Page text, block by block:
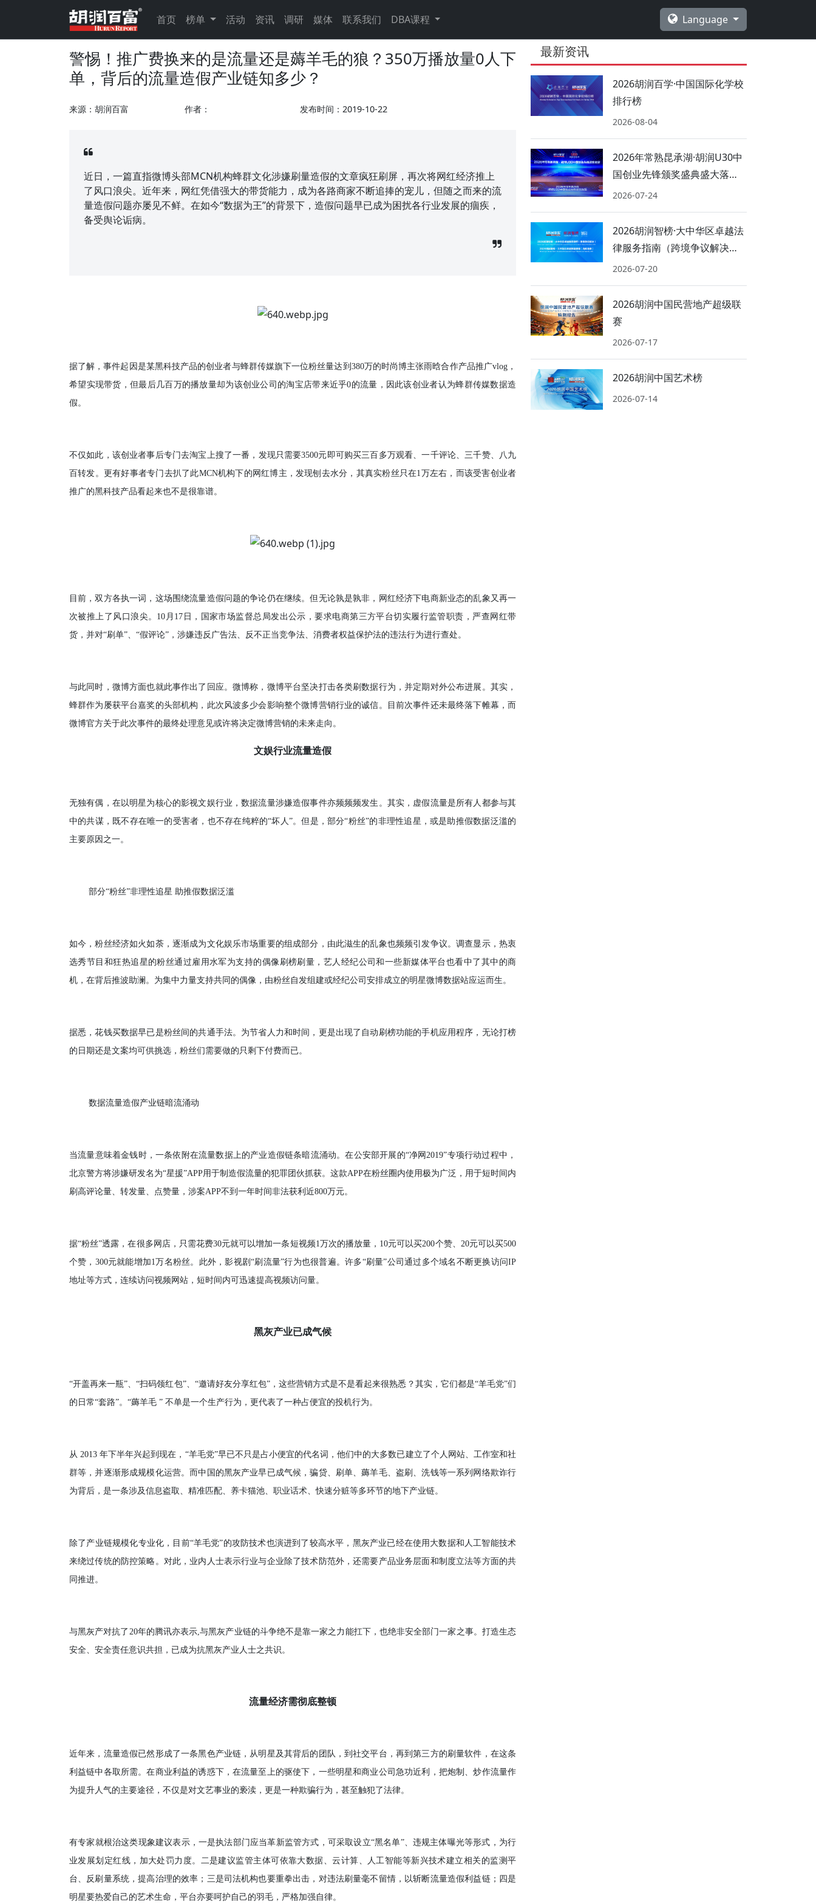
首页 榜单 活动 资讯 调研 媒体 联系我们 DBA课程 Language
警惕！推广费换来的是流量还是薅羊毛的狼？350万播放量0人下
单，背后的流量造假产业链知多少？
来源：胡润百富 作者： 发布时间：2019-10-22
近日，一篇直指微博头部MCN机构蜂群文化涉嫌刷量造假的文章疯狂刷屏，再次将网红经济推上
了风口浪尖。近年来，网红凭借强大的带货能力，成为各路商家不断追捧的宠儿，但随之而来的流
量造假问题亦屡见不鲜。在如今“数据为王”的背景下，造假问题早已成为困扰各行业发展的痼疾，
备受舆论诟病。
据了解，事件起因是某黑科技产品的创业者与蜂群传媒旗下一位粉丝量达到380万的时尚博主张雨晗合作产品推广vlog，
希望实现带货，但最后几百万的播放量却为该创业公司的淘宝店带来近乎0的流量，因此该创业者认为蜂群传媒数据造
假。
不仅如此，该创业者事后专门去淘宝上搜了一番，发现只需要3500元即可购买三百多万观看、一千评论、三千赞、八九
百转发。更有好事者专门去扒了此MCN机构下的网红博主，发现刨去水分，其真实粉丝只在1万左右，而该受害创业者
推广的黑科技产品看起来也不是很靠谱。
目前，双方各执一词，这场围绕流量造假问题的争论仍在继续。但无论孰是孰非，网红经济下电商新业态的乱象又再一
次被推上了风口浪尖。10月17日，国家市场监督总局发出公示，要求电商第三方平台切实履行监管职责，严查网红带
货，并对“刷单”、“假评论”，涉嫌违反广告法、反不正当竞争法、消费者权益保护法的违法行为进行查处。
与此同时，微博方面也就此事作出了回应。微博称，微博平台坚决打击各类刷数据行为，并定期对外公布进展。其实，
蜂群作为屡获平台嘉奖的头部机构，此次风波多少会影响整个微博营销行业的诚信。目前次事件还未最终落下帷幕，而
微博官方关于此次事件的最终处理意见或许将决定微博营销的未来走向。
文娱行业流量造假
无独有偶，在以明星为核心的影视文娱行业，数据流量涉嫌造假事件亦频频频发生。其实，虚假流量是所有人都参与其
中的共谋，既不存在唯一的受害者，也不存在纯粹的“坏人”。但是，部分“粉丝”的非理性追星，或是助推假数据泛滥的
主要原因之一。
部分“粉丝”非理性追星 助推假数据泛滥
如今，粉丝经济如火如荼，逐渐成为文化娱乐市场重要的组成部分，由此滋生的乱象也频频引发争议。调查显示，热衷
选秀节目和狂热追星的粉丝通过雇用水军为支持的偶像刷榜刷量，艺人经纪公司和一些新媒体平台也看中了其中的商
机，在背后推波助澜。为集中力量支持共同的偶像，由粉丝自发组建或经纪公司安排成立的明星微博数据站应运而生。
据悉，花钱买数据早已是粉丝间的共通手法。为节省人力和时间，更是出现了自动刷榜功能的手机应用程序，无论打榜
的日期还是文案均可供挑选，粉丝们需要做的只剩下付费而已。
数据流量造假产业链暗流涌动
当流量意味着金钱时，一条依附在流量数据上的产业造假链条暗流涌动。在公安部开展的“净网2019”专项行动过程中，
北京警方将涉嫌研发名为“星援”APP用于制造假流量的犯罪团伙抓获。这款APP在粉丝圈内使用极为广泛，用于短时间内
刷高评论量、转发量、点赞量，涉案APP不到一年时间非法获利近800万元。
据“粉丝”透露，在很多网店，只需花费30元就可以增加一条短视频1万次的播放量，10元可以买200个赞、20元可以买500
个赞，300元就能增加1万名粉丝。此外，影视剧“刷流量”行为也很普遍。许多“刷量”公司通过多个域名不断更换访问IP
地址等方式，连续访问视频网站，短时间内可迅速提高视频访问量。
黑灰产业已成气候
“开盖再来一瓶”、“扫码领红包”、“邀请好友分享红包”，这些营销方式是不是看起来很熟悉？其实，它们都是“羊毛党”们
的日常“套路”。“薅羊毛 ” 不单是一个生产行为，更代表了一种占便宜的投机行为。
从 2013 年下半年兴起到现在，“羊毛党”早已不只是占小便宜的代名词，他们中的大多数已建立了个人网站、工作室和社
群等，并逐渐形成规模化运营。而中国的黑灰产业早已成气候，骗贷、刷单、薅羊毛、盗刷、洗钱等一系列网络欺诈行
为背后，是一条涉及信息盗取、精准匹配、养卡猫池、职业话术、快速分赃等多环节的地下产业链。
除了产业链规模化专业化，目前“羊毛党”的攻防技术也演进到了较高水平，黑灰产业已经在使用大数据和人工智能技术
来绕过传统的防控策略。对此，业内人士表示行业与企业除了技术防范外，还需要产品业务层面和制度立法等方面的共
同推进。
与黑灰产对抗了20年的腾讯亦表示,与黑灰产业链的斗争绝不是靠一家之力能扛下，也绝非安全部门一家之事。打造生态
安全、安全责任意识共担，已成为抗黑灰产业人士之共识。
流量经济需彻底整顿
近年来，流量造假已然形成了一条黑色产业链，从明星及其背后的团队，到社交平台，再到第三方的刷量软件，在这条
利益链中各取所需。在商业利益的诱惑下，在流量至上的驱使下，一些明星和商业公司急功近利，把炮制、炒作流量作
为提升人气的主要途径，不仅是对文艺事业的亵渎，更是一种欺骗行为，甚至触犯了法律。
有专家就根治这类现象建议表示，一是执法部门应当革新监管方式，可采取设立“黑名单”、违规主体曝光等形式，为行
业发展划定红线，加大处罚力度。二是建议监管主体可依靠大数据、云计算、人工智能等新兴技术建立相关的监测平
台、反刷量系统，提高治理的效率；三是司法机构也要重拳出击，对违法刷量毫不留情，以斩断流量造假利益链；四是
明星要热爱自己的艺术生命，平台亦要呵护自己的羽毛，严格加强自律。
最新资讯
2026胡润百学·中国国际化学校
排行榜
2026-08-04
2026年常熟昆承湖·胡润U30中
国创业先锋颁奖盛典盛大落
幕！
2026-07-24
2026胡润智榜·大中华区卓越法
律服务指南（跨境争议解决、
海商海事）
2026-07-20
2026胡润中国民营地产超级联
赛
2026-07-17
2026胡润中国艺术榜
2026-07-14